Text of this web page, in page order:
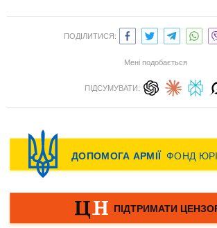
ПОДІЛИТИСЯ:
Мені подобається
ПІДСУМУВАТИ: